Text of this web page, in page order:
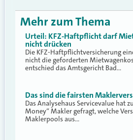
Mehr zum Thema
Urteil: KFZ-Haftpflicht darf
nicht drücken
Die KFZ-Haftpflichtversicherung
nicht die geforderten
entschied das Amtsgericht Bad…
Das sind die fairsten
Das Analysehaus Servicevalue hat
Money“ Makler gefragt, welche
Maklerpools aus…